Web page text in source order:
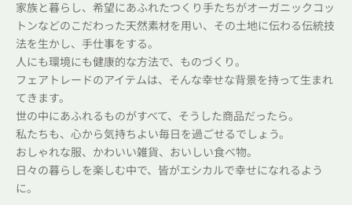
家族と暮らし、希望にあふれたつくり手たちがオーガニックコッ
トンなどのこだわった天然素材を用い、その土地に伝わる伝統技
法を生かし、手仕事をする。
人にも環境にも健康的な方法で、ものづくり。
フェアトレードのアイテムは、そんな幸せな背景を持って生まれ
てきます。
世の中にあふれるものがすべて、そうした商品だったら。
私たちも、心から気持ちよい毎日を過ごせるでしょう。
おしゃれな服、かわいい雑貨、おいしい食べ物。
日々の暮らしを楽しむ中で、皆がエシカルで幸せになれるよう
に。